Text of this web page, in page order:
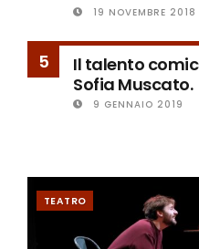
19 NOVEMBRE 2018
5
Il talento
Sofia Muscato.
9 GENNAIO 2019
TEATRO